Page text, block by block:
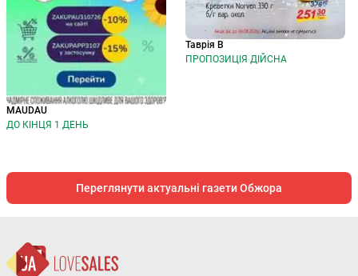
MAUDAU
ДО КІНЦЯ 1 ДЕНЬ
Таврія В
ПРОПОЗИЦІЯ ДІЙСНА
Переглянути актуальні газети Обжора